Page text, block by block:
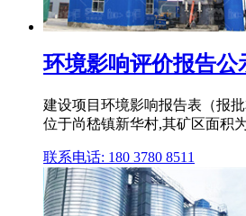
环境影响评价报告公
建设项目环境影响报告表（报
位于尚嵇镇新华村,其矿区面积
联系电话: 180 3780 8511